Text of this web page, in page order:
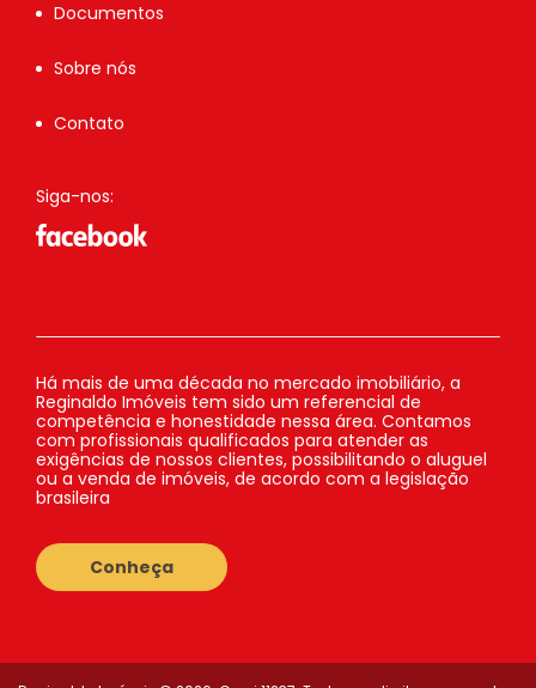
Documentos
Sobre nós
Contato
Siga-nos:
Há mais de uma década no mercado imobiliário, a
Reginaldo Imóveis tem sido um referencial de
competência e honestidade nessa área. Contamos
com profissionais qualificados para atender as
exigências de nossos clientes, possibilitando o aluguel
ou a venda de imóveis, de acordo com a legislação
brasileira
Conheça